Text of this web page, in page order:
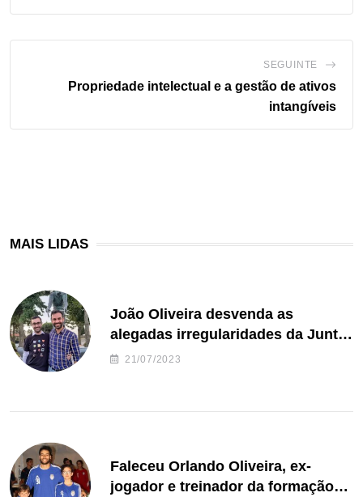
SEGUINTE
Propriedade intelectual e a gestão de ativos
intangíveis
MAIS LIDAS
João Oliveira desvenda as
alegadas irregularidades da Junta
de Freguesia S. João de Ver
21/07/2023
Faleceu Orlando Oliveira, ex-
jogador e treinador da formação